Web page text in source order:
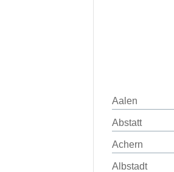
Aalen
Abstatt
Achern
Albstadt